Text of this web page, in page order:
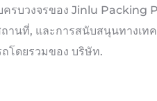
รบวงจรของ Jinlu Packing
านที่, และการสนับสนุนทางเท
โดยรวมของ บริษัท.